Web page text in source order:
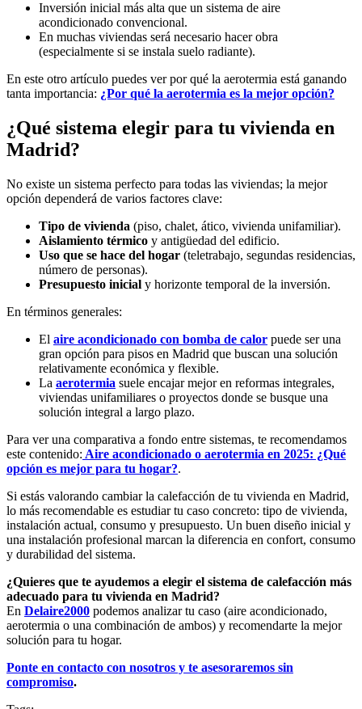
Inversión inicial más alta que un sistema de aire
acondicionado convencional.
En muchas viviendas será necesario hacer obra
(especialmente si se instala suelo radiante).
En este otro artículo puedes ver por qué la aerotermia está ganando
tanta importancia: ¿Por qué la aerotermia es la mejor opción?
¿Qué sistema elegir para tu vivienda en
Madrid?
No existe un sistema perfecto para todas las viviendas; la mejor
opción dependerá de varios factores clave:
Tipo de vivienda (piso, chalet, ático, vivienda unifamiliar).
Aislamiento térmico y antigüedad del edificio.
Uso que se hace del hogar (teletrabajo, segundas residencias,
número de personas).
Presupuesto inicial y horizonte temporal de la inversión.
En términos generales:
El aire acondicionado con bomba de calor puede ser una
gran opción para pisos en Madrid que buscan una solución
relativamente económica y flexible.
La aerotermia suele encajar mejor en reformas integrales,
viviendas unifamiliares o proyectos donde se busque una
solución integral a largo plazo.
Para ver una comparativa a fondo entre sistemas, te recomendamos
este contenido: Aire acondicionado o aerotermia en 2025: ¿Qué
opción es mejor para tu hogar?.
Si estás valorando cambiar la calefacción de tu vivienda en Madrid,
lo más recomendable es estudiar tu caso concreto: tipo de vivienda,
instalación actual, consumo y presupuesto. Un buen diseño inicial y
una instalación profesional marcan la diferencia en confort, consumo
y durabilidad del sistema.
¿Quieres que te ayudemos a elegir el sistema de calefacción más
adecuado para tu vivienda en Madrid?
En Delaire2000 podemos analizar tu caso (aire acondicionado,
aerotermia o una combinación de ambos) y recomendarte la mejor
solución para tu hogar.
Ponte en contacto con nosotros y te asesoraremos sin
compromiso.